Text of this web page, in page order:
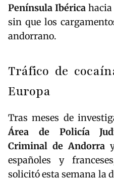
Península Ibérica
sin que los
andorrano.
Tráfico de
Europa
Tras meses de
Área de Policía
Criminal de Andorra
españoles y
solicitó esta semana la